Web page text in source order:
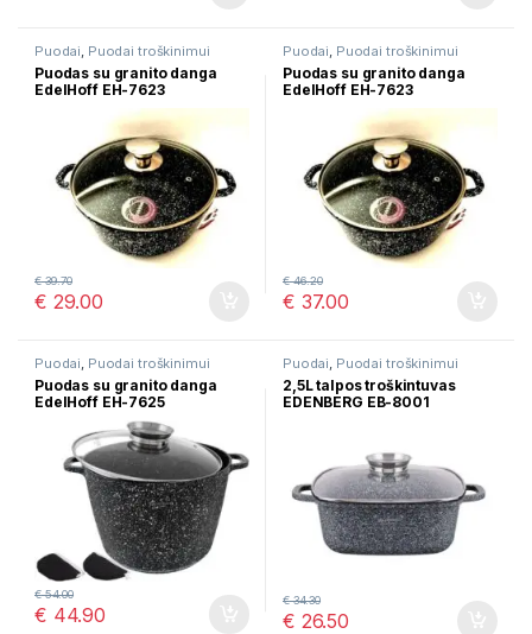
Puodai, Puodai troškinimui
Puodas su granito danga
EdelHoff EH-7623
€ 29.00
€39.70
Puodai, Puodai troškinimui
Puodas su granito danga
EdelHoff EH-7623
€ 37.00
€46.20
Puodai, Puodai troškinimui
Puodas su granito danga
EdelHoff EH-7625
€ 44.90
€54.00
Puodai, Puodai troškinimui
2,5L talpos troškintuvas
EDENBERG EB-8001
€ 26.50
€34.30